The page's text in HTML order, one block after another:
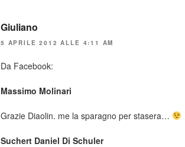
Giuliano
5 APRILE 2012 ALLE 4:11 AM
Da Facebook:
Massimo Molinari
Grazie Diaolin. me la sparagno per stasera…
Suchert Daniel Di Schuler